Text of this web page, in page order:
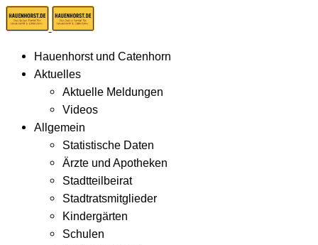
Hauenhorst und Catenhorn
Aktuelles
Aktuelle Meldungen
Videos
Allgemein
Statistische Daten
Ärzte und Apotheken
Stadtteilbeirat
Stadtratsmitglieder
Kindergärten
Schulen